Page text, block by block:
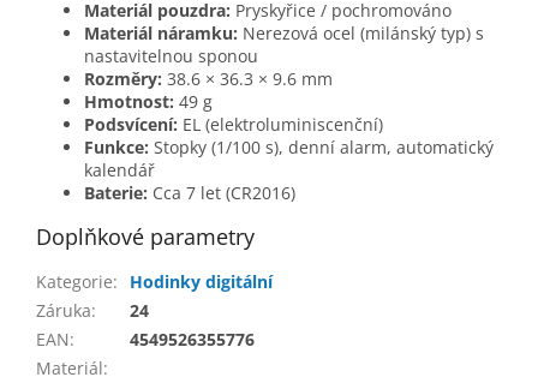
Materiál pouzdra: Pryskyřice / pochromováno
Materiál náramku: Nerezová ocel (milánský typ) s
nastavitelnou sponou
Rozměry: 38.6 × 36.3 × 9.6 mm
Hmotnost: 49 g
Podsvícení: EL (elektroluminiscenční)
Funkce: Stopky (1/100 s), denní alarm, automatický
kalendář
Baterie: Cca 7 let (CR2016)
Doplňkové parametry
Kategorie:
Hodinky digitální
Záruka:
24
EAN:
4549526355776
Materiál: